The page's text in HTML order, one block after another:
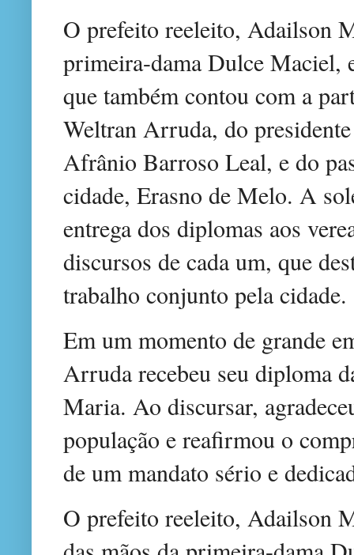
O prefeito reeleito, Adailson
primeira-dama Dulce Maciel,
que também contou com a
Weltran Arruda, do
Afrânio Barroso Leal, e do
cidade, Erasno de Melo. A
entrega dos diplomas aos
discursos de cada um, que
trabalho conjunto pela cidade.
Em um momento de grande
Arruda recebeu seu diploma
Maria. Ao discursar,
população e reafirmou o
de um mandato sério e
O prefeito reeleito, Adailson